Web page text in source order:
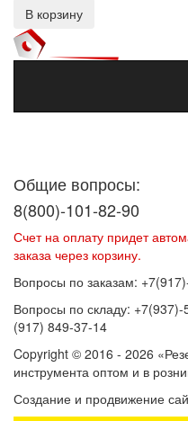
В корзину
Общие вопросы:
8(800)-101-82-90
Счет на оплату придет
заказа через корзину.
Вопросы по заказам:
Вопросы по складу:
(917) 849-37-14
Copyright © 2016 - 2026
инструмента оптом и в
Создание и продвижение